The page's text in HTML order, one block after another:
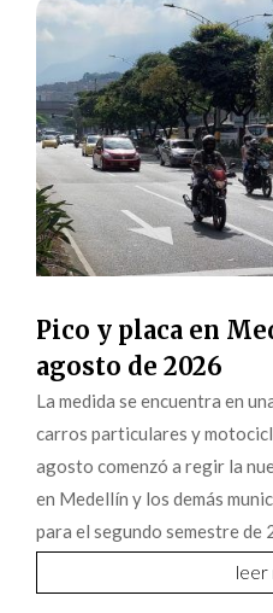
Pico y placa en
agosto de 2026
La medida se encuentra en
carros particulares y
agosto comenzó a regir la
en Medellín y los demás
para el segundo semestre de
leer